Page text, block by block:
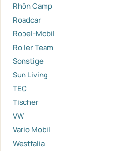
Rhön Camp
Roadcar
Robel-Mobil
Roller Team
Sonstige
Sun Living
TEC
Tischer
VW
Vario Mobil
Westfalia